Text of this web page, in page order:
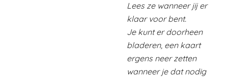
Lees ze wanneer jij er
klaar voor bent.
Je kunt er doorheen
bladeren, een kaart
ergens neer zetten
wanneer je dat nodig